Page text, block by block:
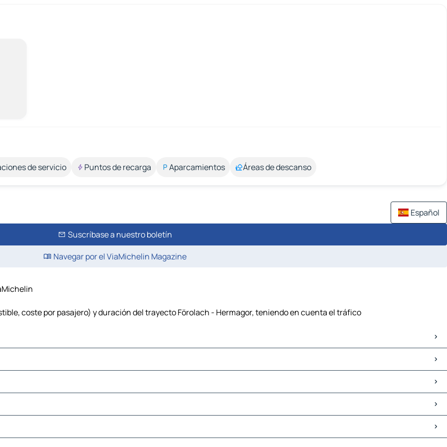
de servicio Puntos de recarga Aparcamientos Áreas de descanso
Español
Suscríbase a nuestro boletín
Navegar por el ViaMichelin Magazine
coste por pasajero) y duración del trayecto Förolach - Hermagor, teniendo en cuenta el tráfico